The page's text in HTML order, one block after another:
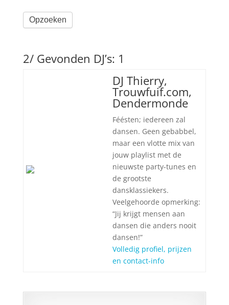
Opzoeken
2/ Gevonden DJ’s: 1
DJ Thierry,
Trouwfuif.com,
Dendermonde
Féésten; iedereen zal
dansen. Geen gebabbel,
maar een vlotte mix van
jouw playlist met de
nieuwste party-tunes en
de grootste
dansklassiekers.
Veelgehoorde opmerking:
“Jij krijgt mensen aan
dansen die anders nooit
dansen!”
Volledig profiel, prijzen
en contact-info